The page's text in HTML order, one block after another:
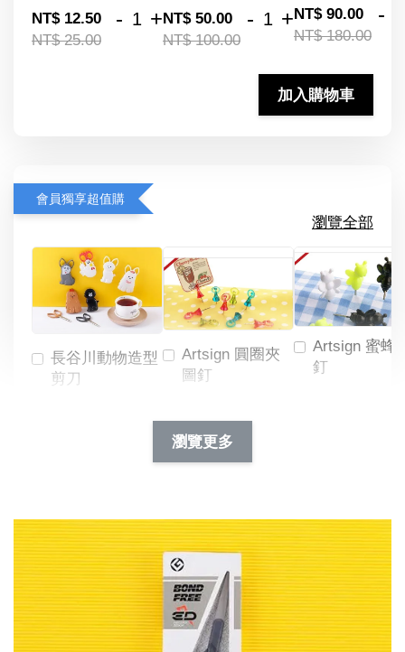
NT$ 12.50
NT$ 25.00
- +NT$ 50.00
NT$ 100.00
- +NT$ 90.00
NT$ 180.00
-
加入購物車
會員獨享超值購
瀏覽全部
長谷川動物造型
剪刀
Artsign 圓圈夾
圖釘
NT$ 19.00
NT$ 66.00
Artsign 蜜蜂
釘
加入購物車
瀏覽更多